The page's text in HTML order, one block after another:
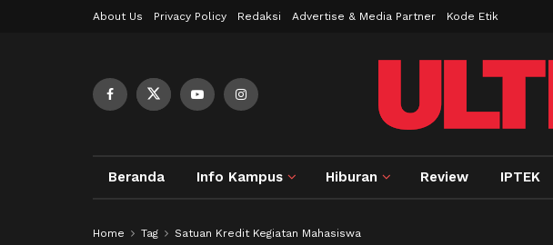
About Us Privacy Policy Redaksi Advertise & Media Partner Kode Etik
Beranda Info Kampus Hiburan Review IPTEK
Home Tag Satuan Kredit Kegiatan Mahasiswa